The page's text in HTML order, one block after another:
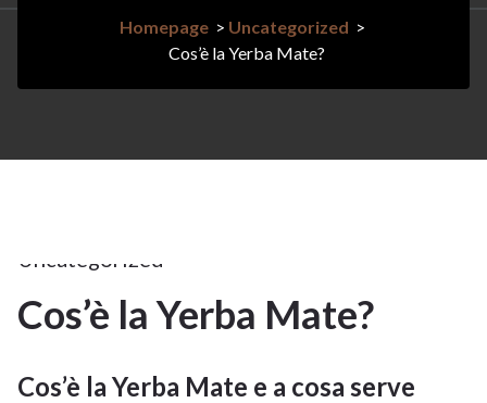
Homepage> Uncategorized >
Cos’è la Yerba Mate?
4
FEB 2023
4Feb
Uncategorized
Cos’è la Yerba Mate?
Cos’è la Yerba Mate e a cosa serve